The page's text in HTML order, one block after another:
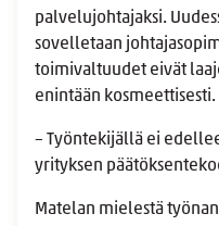
palvelujohtajaksi.
sovelletaan
toimivaltuudet eivät
enintään kosmeettisesti.
– Työntekijällä ei
yrityksen
Matelan mielestä